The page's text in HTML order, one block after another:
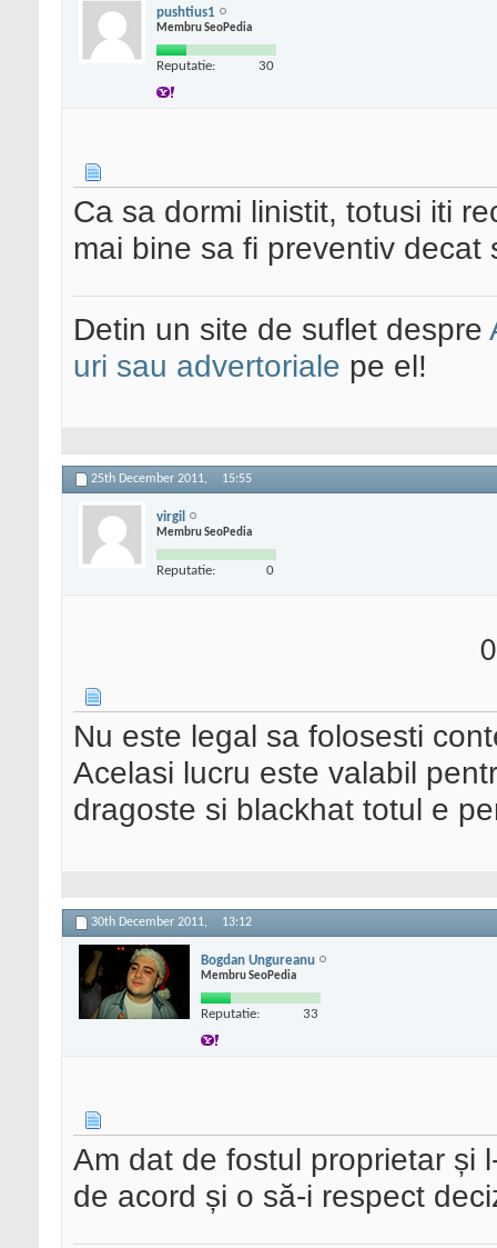
pushtius1
Membru SeoPedia
Reputatie: 30
Ca sa dormi linistit, totusi iti
mai bine sa fi preventiv decat
Detin un site de suflet despre
uri sau advertoriale pe el!
25th December 2011, 15:55
virgil
Membru SeoPedia
Reputatie: 0
Nu este legal sa folosesti
Acelasi lucru este valabil
dragoste si blackhat totul e
30th December 2011, 13:12
Bogdan Ungureanu
Membru SeoPedia
Reputatie: 33
Am dat de fostul proprietar și
de acord și o să-i respect